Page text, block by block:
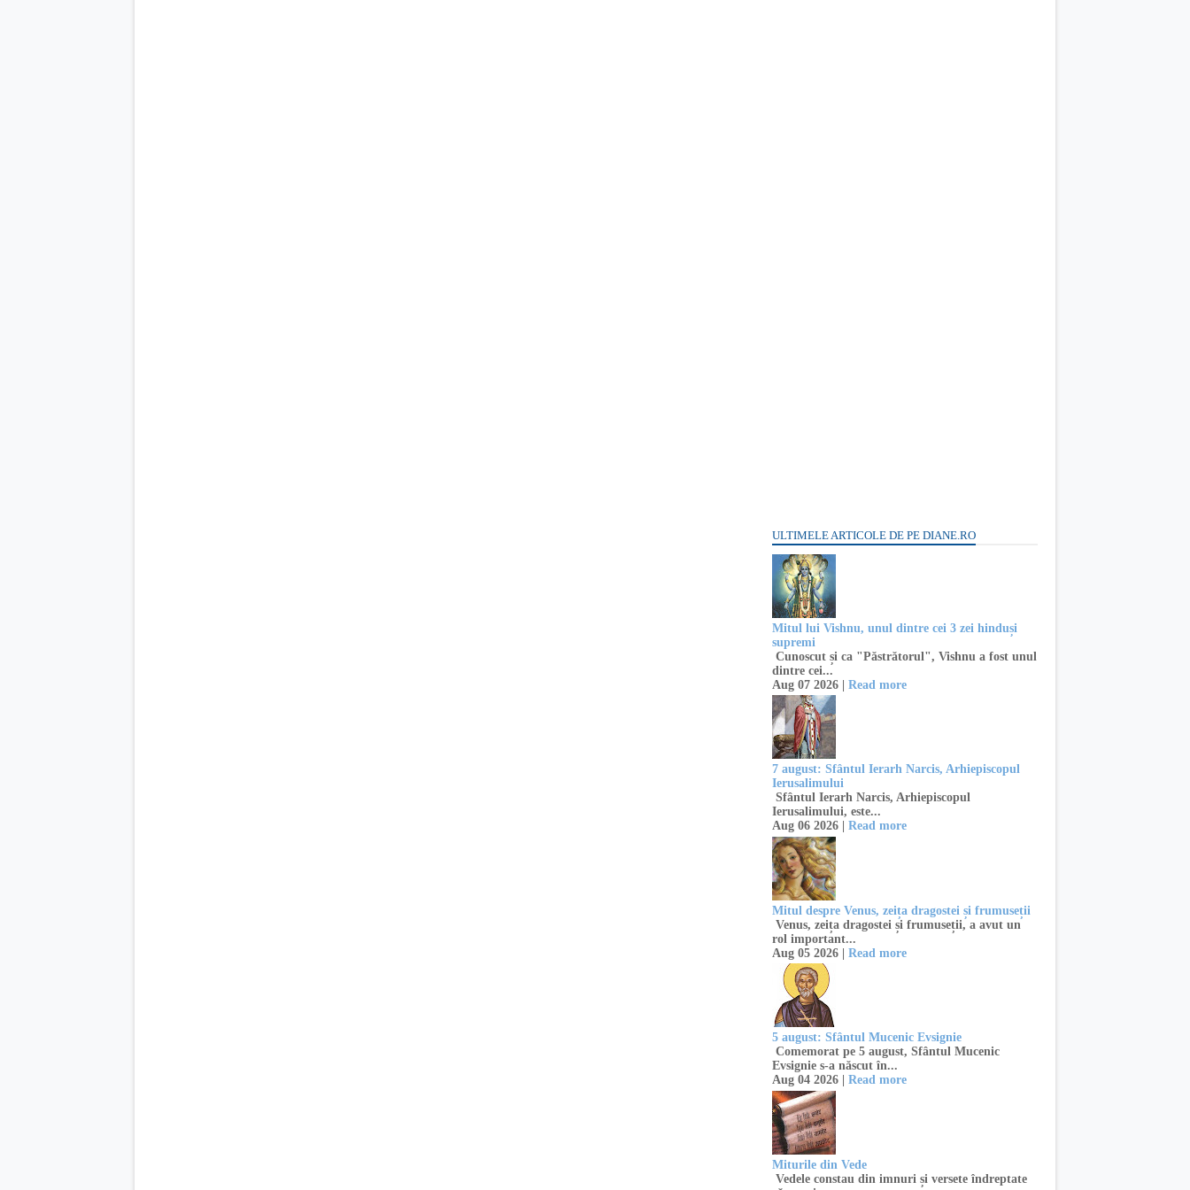
ULTIMELE ARTICOLE DE PE DIANE.RO
Mitul lui Vishnu, unul dintre cei 3 zei hinduși
supremi
Cunoscut și ca "Păstrătorul", Vishnu a fost unul
dintre cei...
Aug 07 2026 | Read more
7 august: Sfântul Ierarh Narcis, Arhiepiscopul
Ierusalimului
Sfântul Ierarh Narcis, Arhiepiscopul
Ierusalimului, este...
Aug 06 2026 | Read more
Mitul despre Venus, zeița dragostei și frumuseții
Venus, zeița dragostei și frumuseții, a avut un
rol important...
Aug 05 2026 | Read more
5 august: Sfântul Mucenic Evsignie
Comemorat pe 5 august, Sfântul Mucenic
Evsignie s-a născut în...
Aug 04 2026 | Read more
Miturile din Vede
Vedele constau din imnuri și versete îndreptate